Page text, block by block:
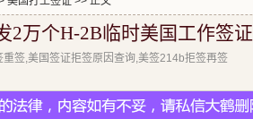
2万个H-2B临时美国工作签证
签,美国签证拒签原因查询,美签214b拒签再签